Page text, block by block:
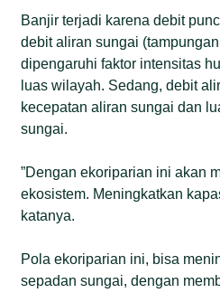
Banjir terjadi karena debit
debit aliran sungai
dipengaruhi faktor intensitas
luas wilayah. Sedang, debit
kecepatan aliran sungai dan
sungai.
”Dengan ekoriparian ini akan
ekosistem. Meningkatkan
katanya.
Pola ekoriparian ini, bisa
sepadan sungai, dengan